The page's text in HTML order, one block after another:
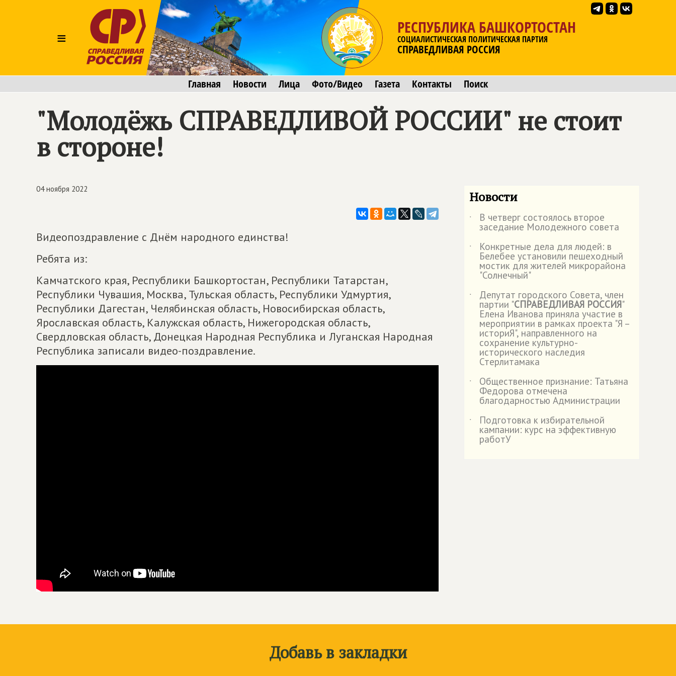
≡
РЕСПУБЛИКА БАШКОРТОСТАН
СОЦИАЛИСТИЧЕСКАЯ ПОЛИТИЧЕСКАЯ ПАРТИЯ
СПРАВЕДЛИВАЯ РОССИЯ
Главная Новости Лица Фото/Видео Газета Контакты Поиск
"Молодёжь СПРАВЕДЛИВОЙ РОССИИ" не стоит
в стороне!
04 ноября 2022
Видеопоздравление с Днём народного единства!
Ребята из:
Камчатского края, Республики Башкортостан, Республики Татарстан,
Республики Чувашия, Москва, Тульская область, Республики Удмуртия,
Республики Дагестан, Челябинская область, Новосибирская область,
Ярославская область, Калужская область, Нижегородская область,
Свердловская область, Донецкая Народная Республика и Луганская Народная
Республика записали видео-поздравление.
Новости
˙ В четверг состоялось второе
заседание Молодежного совета
˙
Конкретные дела для людей: в
Белебее установили пешеходный
мостик для жителей микрорайона
"Солнечный"
˙
Депутат городского Совета, член
партии "СПРАВЕДЛИВАЯ РОССИЯ"
Елена Иванова приняла участие в
мероприятии в рамках проекта "Я –
историЯ", направленного на
сохранение культурно-
исторического наследия
Стерлитамака
˙
Общественное признание: Татьяна
Федорова отмечена
благодарностью Администрации
˙
Подготовка к избирательной
кампании: курс на эффективную
работУ
Добавь в закладки